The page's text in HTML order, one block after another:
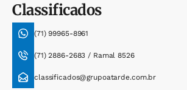
Classificados
(71) 99965-8961
(71) 2886-2683 / Ramal 8526
classificados@grupoatarde.com.br